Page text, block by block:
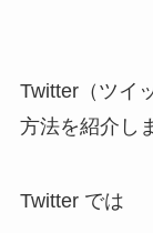
Twitter（ツイ
方法を紹介し
Twitter では